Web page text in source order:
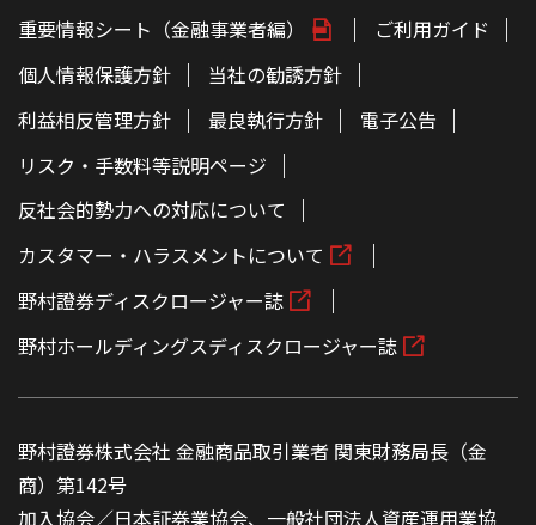
重要情報シート（金融事業者編）
ご利用ガイド
個人情報保護方針
当社の勧誘方針
利益相反管理方針
最良執行方針
電子公告
リスク・手数料等説明ページ
反社会的勢力への対応について
カスタマー・ハラスメントについて
野村證券ディスクロージャー誌
野村ホールディングスディスクロージャー誌
野村證券株式会社 金融商品取引業者 関東財務局長（金
商）第142号
加入協会／日本証券業協会、一般社団法人資産運用業協